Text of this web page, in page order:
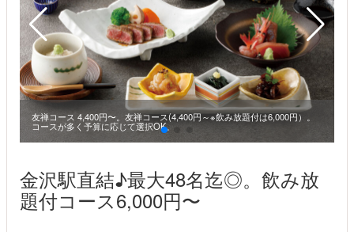
友禅コース 4,400円〜。友禅コース(4,400円～※飲み放題付は6,000円）。
コースが多く予算に応じて選択OK。
金沢駅直結♪最大48名迄◎。飲み放
題付コース6,000円〜